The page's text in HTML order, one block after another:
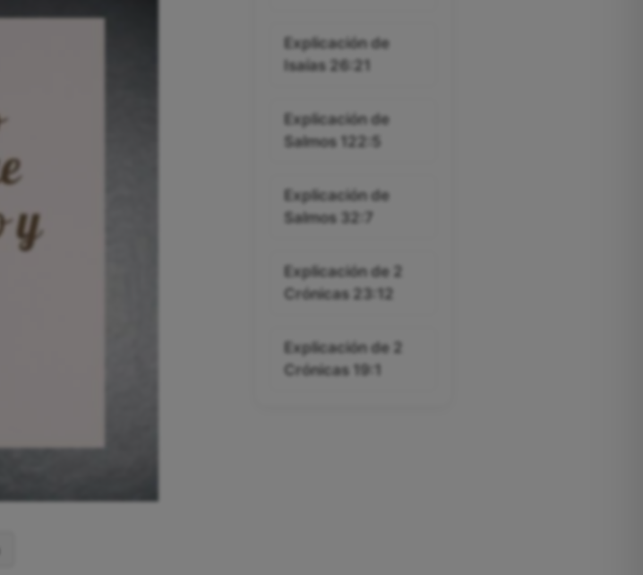
Explicación de
Isaías 26:21
Explicación de
Salmos 122:5
Explicación de
Salmos 32:7
Explicación de 2
Crónicas 23:12
Explicación de 2
Crónicas 19:1